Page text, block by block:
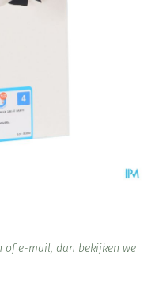
of e-mail, dan bekijken we